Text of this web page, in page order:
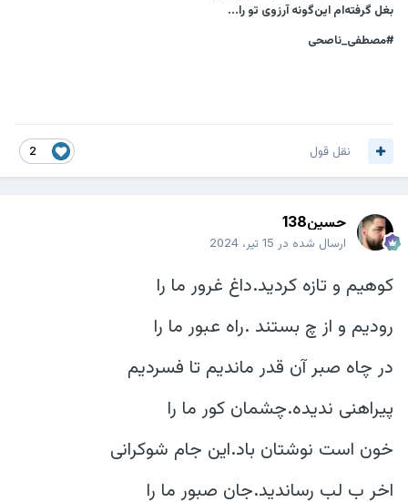
بغل گرفته‌ام این‌گونه آرزوی تو را...
#مصطفی_ناصحی
2 نقل قول
حسین138
ارسال شده در 15 تیر، 2024
کوهیم و تازه کردید.داغ غرور ما را
رودیم و از چ بستند .راه عبور ما را
در چاه صبر آن قدر ماندیم تا فسردیم
پیراهنی ندیده.چشمان کور ما را
خون است نوشتان باد.این جام شوکرانی
اخر ب لب رساندید.جان صبور ما را